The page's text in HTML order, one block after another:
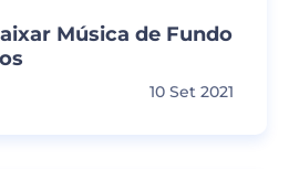
Música de Fundo
10 Set 2021